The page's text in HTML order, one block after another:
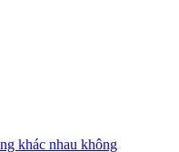
khác nhau không